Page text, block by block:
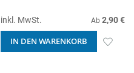
inkl. MwSt. Ab 2,90 €
IN DEN WARENKORB ZUR